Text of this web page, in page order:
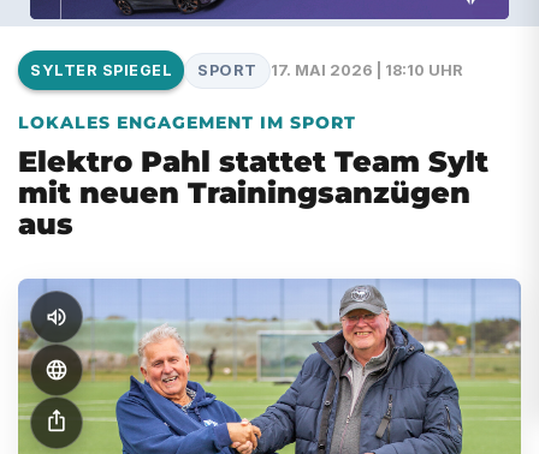
SYLTER SPIEGEL SPORT 17. MAI 2026 | 18:10 UHR
LOKALES ENGAGEMENT IM SPORT
Elektro Pahl stattet Team Sylt
mit neuen Trainingsanzügen
aus
volume_up
language
ios_share